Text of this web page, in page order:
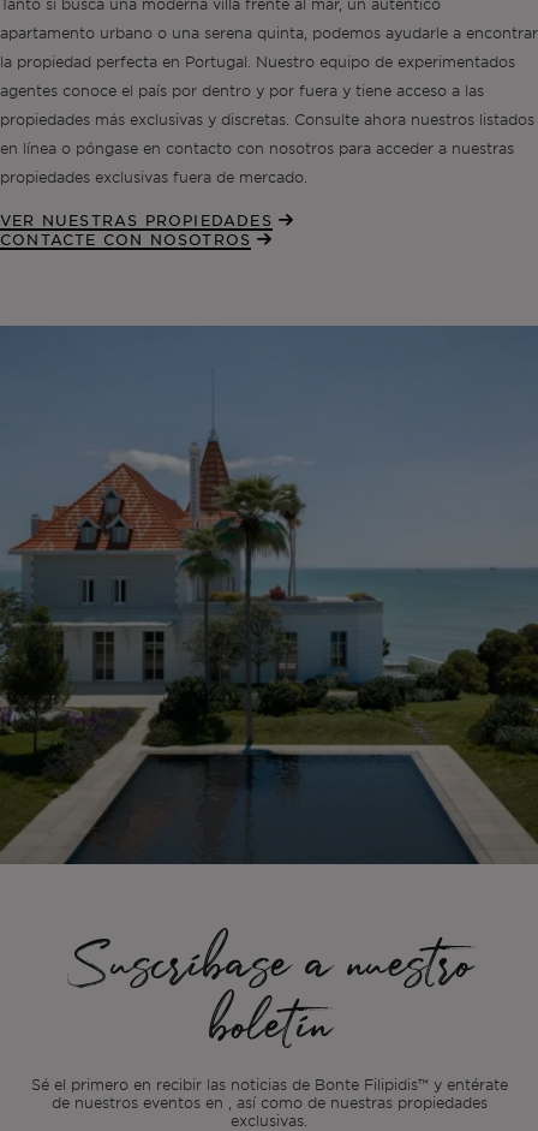
Tanto si busca una moderna villa frente al mar, un auténtico
apartamento urbano o una serena quinta, podemos ayudarle a encontrar
la propiedad perfecta en Portugal. Nuestro equipo de experimentados
agentes conoce el país por dentro y por fuera y tiene acceso a las
propiedades más exclusivas y discretas. Consulte ahora nuestros listados
en línea o póngase en contacto con nosotros para acceder a nuestras
propiedades exclusivas fuera de mercado.
VER NUESTRAS PROPIEDADES
CONTACTE CON NOSOTROS
Suscríbase a nuestro
boletín
Sé el primero en recibir las noticias de Bonte Filipidis™ y entérate
de nuestros eventos en
, así como de nuestras propiedades
exclusivas.